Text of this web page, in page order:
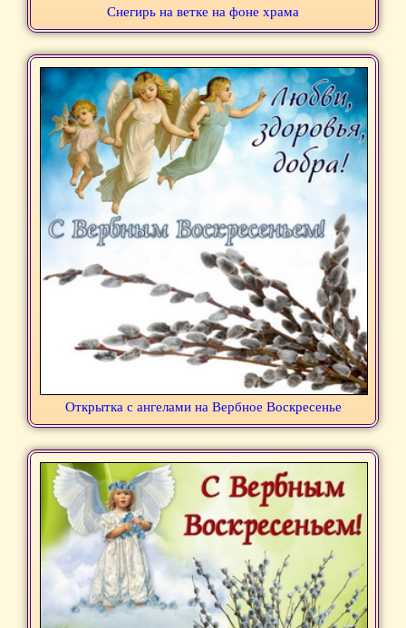
Снегирь на ветке на фоне храма
Открытка с ангелами на Вербное Воскресенье